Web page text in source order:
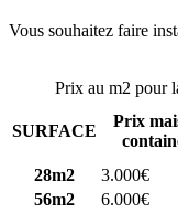
Vous souhaitez faire
Prix au m2 pour
SURFACE
Prix
28m2
3.000€
56m2
6.000€